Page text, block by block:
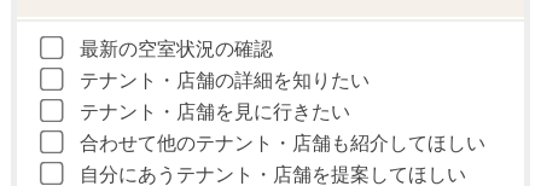
最新の空室状況の確認
テナント・店舗の詳細を知りたい
テナント・店舗を見に行きたい
合わせて他のテナント・店舗も紹介してほしい
自分にあうテナント・店舗を提案してほしい